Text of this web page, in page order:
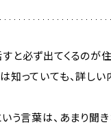
と必ず出てくるのが
っていても、詳し
う言葉は、あまり聞